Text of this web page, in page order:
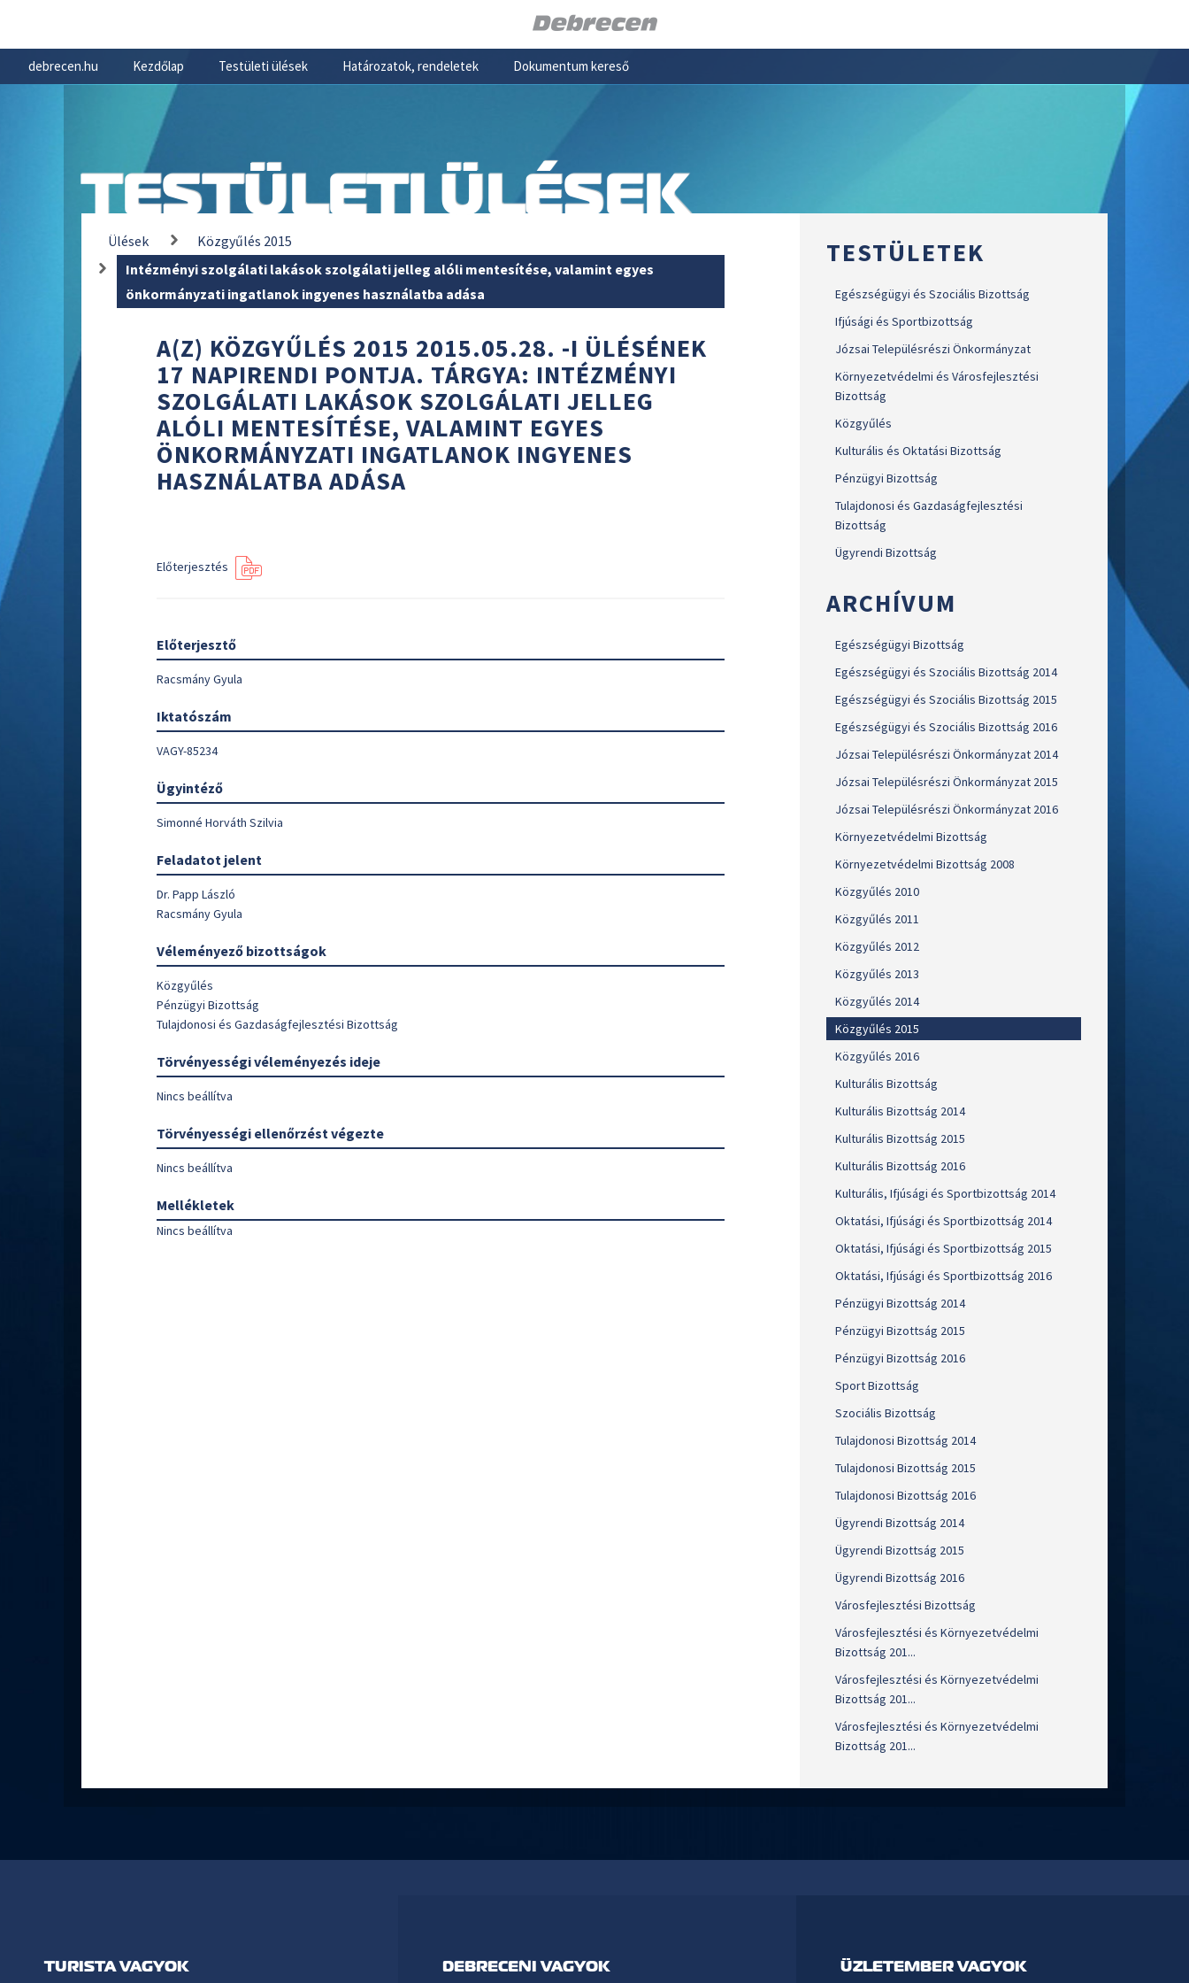
debrecen.hu Kezdőlap Testületi ülések Határozatok, rendeletek Dokumentum kereső
TESTÜLETI ÜLÉSEK
Ülések
Közgyűlés 2015
Intézményi szolgálati lakások szolgálati jelleg alóli mentesítése, valamint egyes
önkormányzati ingatlanok ingyenes használatba adása
A(Z) KÖZGYŰLÉS 2015 2015.05.28. -I ÜLÉSÉNEK
17 NAPIRENDI PONTJA. TÁRGYA: INTÉZMÉNYI
SZOLGÁLATI LAKÁSOK SZOLGÁLATI JELLEG
ALÓLI MENTESÍTÉSE, VALAMINT EGYES
ÖNKORMÁNYZATI INGATLANOK INGYENES
HASZNÁLATBA ADÁSA
Előterjesztés
Előterjesztő
Racsmány Gyula
Iktatószám
VAGY-85234
Ügyintéző
Simonné Horváth Szilvia
Feladatot jelent
Dr. Papp László
Racsmány Gyula
Véleményező bizottságok
Közgyűlés
Pénzügyi Bizottság
Tulajdonosi és Gazdaságfejlesztési Bizottság
Törvényességi véleményezés ideje
Nincs beállítva
Törvényességi ellenőrzést végezte
Nincs beállítva
Mellékletek
Nincs beállítva
TESTÜLETEK
Egészségügyi és Szociális Bizottság
Ifjúsági és Sportbizottság
Józsai Településrészi Önkormányzat
Környezetvédelmi és Városfejlesztési
Bizottság
Közgyűlés
Kulturális és Oktatási Bizottság
Pénzügyi Bizottság
Tulajdonosi és Gazdaságfejlesztési
Bizottság
Ügyrendi Bizottság
ARCHÍVUM
Egészségügyi Bizottság
Egészségügyi és Szociális Bizottság 2014
Egészségügyi és Szociális Bizottság 2015
Egészségügyi és Szociális Bizottság 2016
Józsai Településrészi Önkormányzat 2014
Józsai Településrészi Önkormányzat 2015
Józsai Településrészi Önkormányzat 2016
Környezetvédelmi Bizottság
Környezetvédelmi Bizottság 2008
Közgyűlés 2010
Közgyűlés 2011
Közgyűlés 2012
Közgyűlés 2013
Közgyűlés 2014
Közgyűlés 2015
Közgyűlés 2016
Kulturális Bizottság
Kulturális Bizottság 2014
Kulturális Bizottság 2015
Kulturális Bizottság 2016
Kulturális, Ifjúsági és Sportbizottság 2014
Oktatási, Ifjúsági és Sportbizottság 2014
Oktatási, Ifjúsági és Sportbizottság 2015
Oktatási, Ifjúsági és Sportbizottság 2016
Pénzügyi Bizottság 2014
Pénzügyi Bizottság 2015
Pénzügyi Bizottság 2016
Sport Bizottság
Szociális Bizottság
Tulajdonosi Bizottság 2014
Tulajdonosi Bizottság 2015
Tulajdonosi Bizottság 2016
Ügyrendi Bizottság 2014
Ügyrendi Bizottság 2015
Ügyrendi Bizottság 2016
Városfejlesztési Bizottság
Városfejlesztési és Környezetvédelmi
Bizottság 201...
Városfejlesztési és Környezetvédelmi
Bizottság 201...
Városfejlesztési és Környezetvédelmi
Bizottság 201...
TURISTA VAGYOK DEBRECENI VAGYOK ÜZLETEMBER VAGYOK